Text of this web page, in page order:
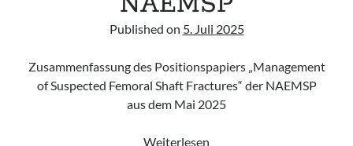
Published on 5. Juli 2025
Zusammenfassung des Positionspapiers „Management
of Suspected Femoral Shaft Fractures“ der NAEMSP
aus dem Mai 2025
Weiterlesen